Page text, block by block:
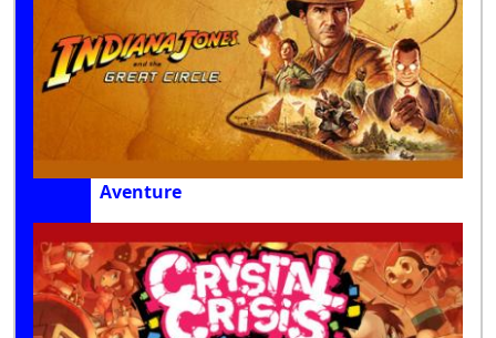
Aventure